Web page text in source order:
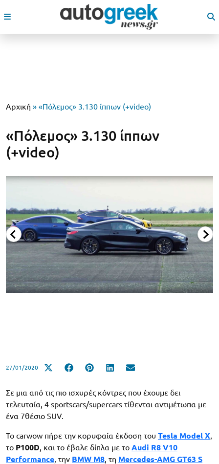
Αρχική » «Πόλεμος» 3.130 ίππων (+video)
«Πόλεμος» 3.130 ίππων
(+video)
27/01/2020
Σε μια από τις πιο ισχυρές κόντρες που έχουμε δει
τελευταία, 4 sportscars/supercars τίθενται αντιμέτωπα με
ένα 7θέσιο SUV.
Το carwow πήρε την κορυφαία έκδοση του Tesla Model X
το P100D , και το έβαλε δίπλα με το Audi R8 V10
Performance , την BMW M8 , τη Mercedes-AMG GT63 S